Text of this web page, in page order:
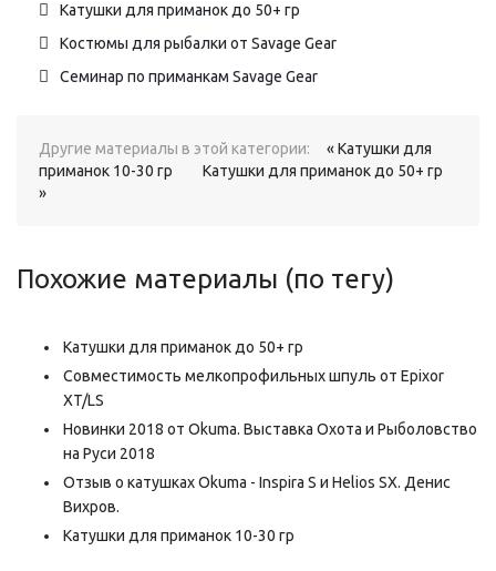
Катушки для приманок до 50+ гр
Костюмы для рыбалки от Savage Gear
Семинар по приманкам Savage Gear
Другие материалы в этой категории:
« Катушки для
приманок 10-30 гр
Катушки для приманок до 50+ гр
»
Похожие материалы (по тегу)
Катушки для приманок до 50+ гр
Совместимость мелкопрофильных шпуль от Epixor
XT/LS
Новинки 2018 от Okuma. Выставка Охота и Рыболовство
на Руси 2018
Отзыв о катушках Okuma - Inspira S и Helios SX. Денис
Вихров.
Катушки для приманок 10-30 гр